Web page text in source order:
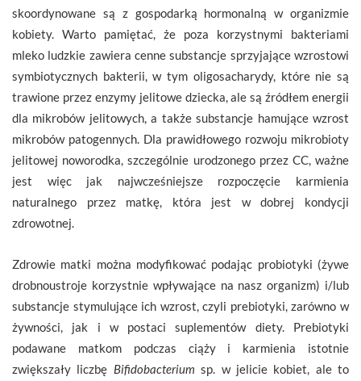
skoordynowane są z gospodarką hormonalną w organizmie
kobiety. Warto pamiętać, że poza korzystnymi bakteriami
mleko ludzkie zawiera cenne substancje sprzyjające wzrostowi
symbiotycznych bakterii, w tym oligosacharydy, które nie są
trawione przez enzymy jelitowe dziecka, ale są źródłem energii
dla mikrobów jelitowych, a także substancje hamujące wzrost
mikrobów patogennych. Dla prawidłowego rozwoju mikrobioty
jelitowej noworodka, szczególnie urodzonego przez CC, ważne
jest więc jak najwcześniejsze rozpoczęcie karmienia
naturalnego przez matkę, która jest w dobrej kondycji
zdrowotnej.
Zdrowie matki można modyfikować podając probiotyki (żywe
drobnoustroje korzystnie wpływające na nasz organizm) i/lub
substancje stymulujące ich wzrost, czyli prebiotyki, zarówno w
żywności, jak i w postaci suplementów diety. Prebiotyki
podawane matkom podczas ciąży i karmienia istotnie
zwiększały liczbę Bifidobacterium sp. w jelicie kobiet, ale to